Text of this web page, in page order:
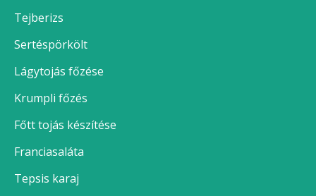
Tejberizs
Sertéspörkölt
Lágytojás főzése
Krumpli főzés
Főtt tojás készítése
Franciasaláta
Tepsis karaj